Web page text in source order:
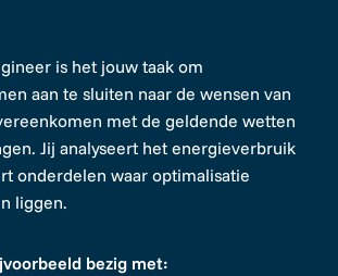
is het jouw taak om
aan te sluiten naar de wensen van
met de geldende wetten
Jij analyseert het energieverbruik
onderdelen waar optimalisatie
liggen.
bezig met: